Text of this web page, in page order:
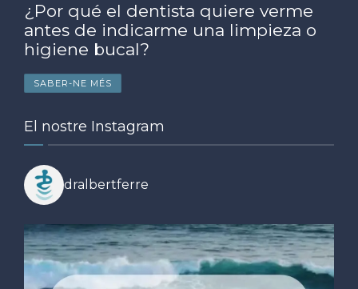
¿Por qué el dentista quiere verme
antes de indicarme una limpieza o
higiene bucal?
SABER-NE MÉS
El nostre Instagram
dralbertferre